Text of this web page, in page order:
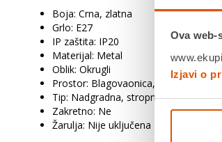
Ova
Izjavi o
Boja: Crna, zlatna
Grlo: E27
IP zaštita: IP20
Materijal: Metal
Oblik: Okrugli
Prostor: Blagovaonica, dnevni
Tip: Nadgradna, stropna, viseća
Zakretno: Ne
Žarulja: Nije uključena